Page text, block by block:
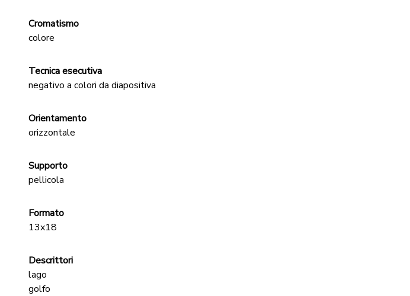
Cromatismo
colore
Tecnica esecutiva
negativo a colori da diapositiva
Orientamento
orizzontale
Supporto
pellicola
Formato
13x18
Descrittori
lago
golfo